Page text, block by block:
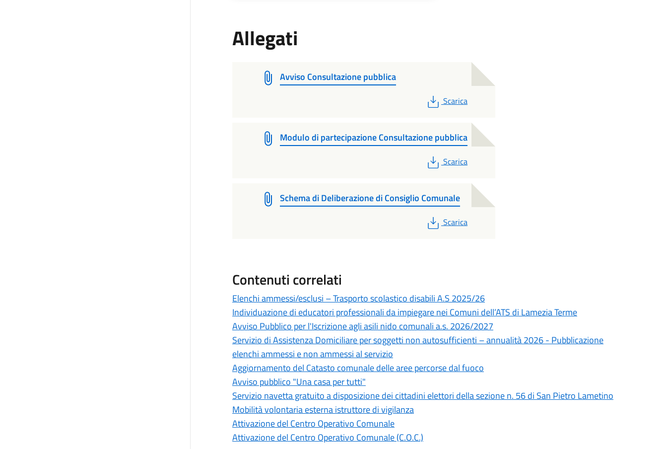
Allegati
Avviso Consultazione pubblica
PDF
Scarica
Modulo di partecipazione Consultazione pubblica
PDF
Scarica
Schema di Deliberazione di Consiglio Comunale
PDF
Scarica
Contenuti correlati
Elenchi ammessi/esclusi – Trasporto scolastico disabili A.S 2025/26
Individuazione di educatori professionali da impiegare nei Comuni dell’ATS di Lamezia Terme
Avviso Pubblico per l'Iscrizione agli asili nido comunali a.s. 2026/2027
Servizio di Assistenza Domiciliare per soggetti non autosufficienti – annualità 2026 - Pubblicazione
elenchi ammessi e non ammessi al servizio
Aggiornamento del Catasto comunale delle aree percorse dal fuoco
Avviso pubblico "Una casa per tutti"
Servizio navetta gratuito a disposizione dei cittadini elettori della sezione n. 56 di San Pietro Lametino
Mobilità volontaria esterna istruttore di vigilanza
Attivazione del Centro Operativo Comunale
Attivazione del Centro Operativo Comunale (C.O.C.)